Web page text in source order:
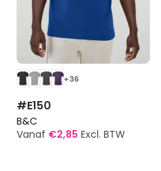
+36
#E150
B&C
Vanaf €2,85 Excl. BTW